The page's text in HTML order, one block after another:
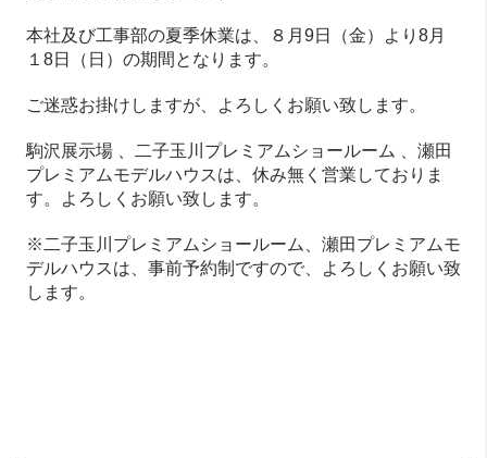
本社及び工事部の夏季休業は、８月9日（金）より8月
１8日（日）の期間となります。
ご迷惑お掛けしますが、よろしくお願い致します。
駒沢展示場 、二子玉川プレミアムショールーム 、瀬田
プレミアムモデルハウスは、休み無く営業しておりま
す。よろしくお願い致します。
※二子玉川プレミアムショールーム、瀬田プレミアムモ
デルハウスは、事前予約制ですので、よろしくお願い致
します。